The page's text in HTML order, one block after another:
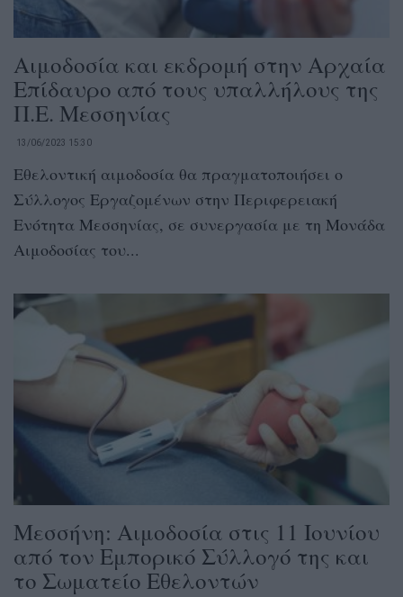
Αιμοδοσία και εκδρομή στην Αρχαία
Επίδαυρο από τους υπαλλήλους της
Π.Ε. Μεσσηνίας
13/06/2023 15:30
Εθελοντική αιμοδοσία θα πραγματοποιήσει ο
Σύλλογος Εργαζομένων στην Περιφερειακή
Ενότητα Μεσσηνίας, σε συνεργασία με τη Μονάδα
Αιμοδοσίας του...
Μεσσήνη: Αιμοδοσία στις 11 Ιουνίου
από τον Εμπορικό Σύλλογό της και
το Σωματείο Εθελοντών